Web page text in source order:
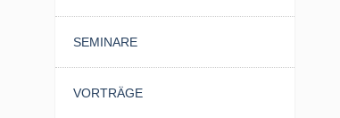
SEMINARE
VORTRÄGE